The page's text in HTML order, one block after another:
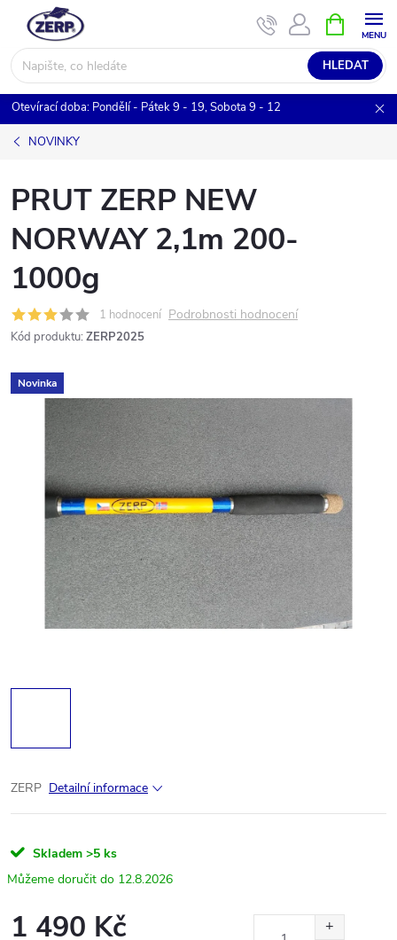
obsah
HLEDAT
NÁKUPNÍ
KOŠÍK
Otevírací doba: Pondělí - Pátek 9 - 19, Sobota 9 - 12
NOVINKY
PRUT ZERP NEW
NORWAY 2,1m 200-
1000g
1 hodnocení Podrobnosti hodnocení
Kód produktu: ZERP2025
Novinka
ZERP Detailní informace
Skladem >5 ks
12.8.2026
1 490 Kč